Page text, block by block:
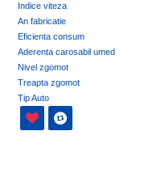
Indice viteza
An fabricatie
Eficienta consum
Aderenta carosabil umed
Nivel zgomot
Treapta zgomot
Tip Auto